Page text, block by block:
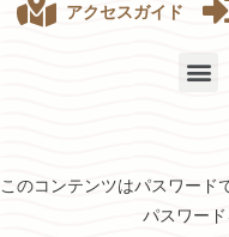
アクセスガイド
このコンテンツはパスワード
パスワード